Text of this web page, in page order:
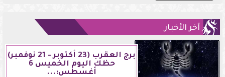
آخر الأخبار
برج العقرب (23 أكتوبر - 21 نوفمبر)
حظك اليوم الخميس 6
أغسطس:...